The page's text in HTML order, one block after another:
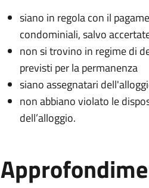
siano in regola con il
condominiali, salvo
non si trovino in regime di
previsti per la permanenza
siano assegnatari
non abbiano violato le
dell’alloggio.